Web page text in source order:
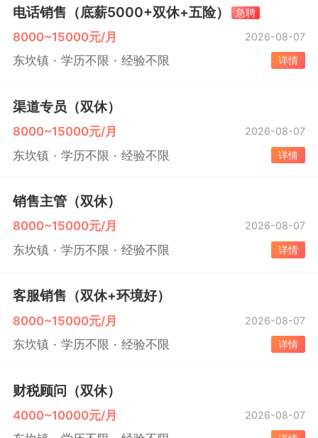
电话销售（底薪5000+双休+五险） 急聘
8000~15000元/月 2026-08-07
东坎镇 学历不限 经验不限 详情
渠道专员（双休）
8000~15000元/月 2026-08-07
东坎镇 学历不限 经验不限 详情
销售主管（双休）
8000~15000元/月 2026-08-07
东坎镇 学历不限 经验不限 详情
客服销售（双休+环境好）
8000~15000元/月 2026-08-07
东坎镇 学历不限 经验不限 详情
财税顾问（双休）
4000~10000元/月 2026-08-07